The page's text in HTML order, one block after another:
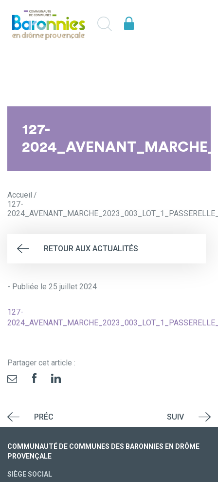
127-
Accueil
127-
RETOUR AUX ACTUALITÉS
- Publiée le 25 juillet 2024
127-
Partager cet article :
PRÉC SUIV
COMMUNAUTÉ DE COMMUNES DES BARONNIES EN DRÔME
PROVENÇALE
SIÈGE SOCIAL